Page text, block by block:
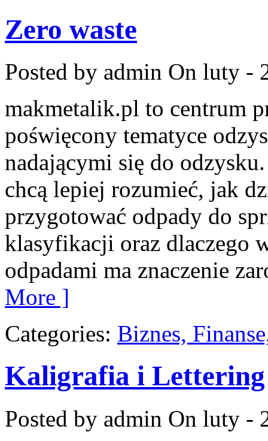
Zero waste
Posted by admin On luty -
makmetalik.pl to centrum
poświęcony tematyce
nadającymi się do
chcą lepiej rozumieć, jak
przygotować odpady do
klasyfikacji oraz dlaczego
odpadami ma znaczenie
More ]
Categories: Biznes,
Kaligrafia i Lettering
Posted by admin On luty -